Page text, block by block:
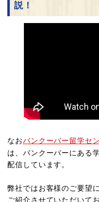
説！
なおバンクーバー留学セ
は、バンクーバーにある
配信しています。
弊社ではお客様のご要望
ご紹介させていただいて